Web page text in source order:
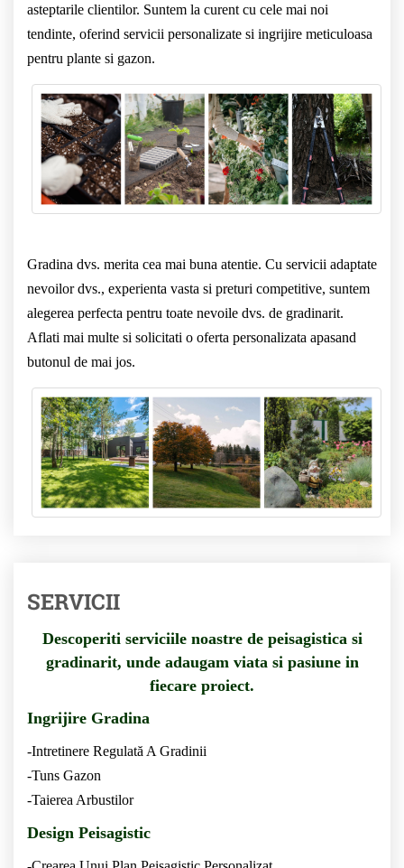
asteptarile clientilor. Suntem la curent cu cele mai noi
tendinte, oferind servicii personalizate si ingrijire meticuloasa
pentru plante si gazon.
Gradina dvs. merita cea mai buna atentie. Cu servicii adaptate
nevoilor dvs., experienta vasta si preturi competitive, suntem
alegerea perfecta pentru toate nevoile dvs. de gradinarit.
Aflati mai multe si solicitati o oferta personalizata apasand
butonul de mai jos.
SERVICII
Descoperiti serviciile noastre de peisagistica si
gradinarit, unde adaugam viata si pasiune in
fiecare proiect.
Ingrijire Gradina
-Intretinere Regulată A Gradinii
-Tuns Gazon
-Taierea Arbustilor
Design Peisagistic